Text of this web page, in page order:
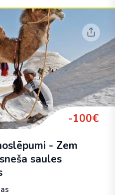
-100€
- Zem
saules